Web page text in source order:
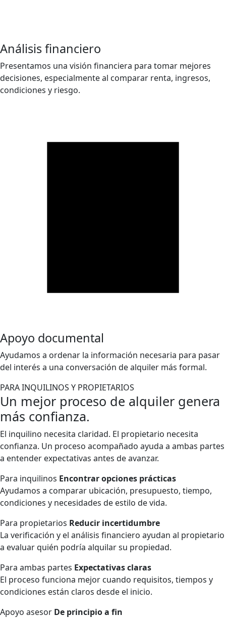
Análisis financiero
Presentamos una visión financiera para tomar mejores
decisiones, especialmente al comparar renta, ingresos,
condiciones y riesgo.
Apoyo documental
Ayudamos a ordenar la información necesaria para pasar
del interés a una conversación de alquiler más formal.
PARA INQUILINOS Y PROPIETARIOS
Un mejor proceso de alquiler genera
más confianza.
El inquilino necesita claridad. El propietario necesita
confianza. Un proceso acompañado ayuda a ambas partes
a entender expectativas antes de avanzar.
Para inquilinos Encontrar opciones prácticas
Ayudamos a comparar ubicación, presupuesto, tiempo,
condiciones y necesidades de estilo de vida.
Para propietarios Reducir incertidumbre
La verificación y el análisis financiero ayudan al propietario
a evaluar quién podría alquilar su propiedad.
Para ambas partes Expectativas claras
El proceso funciona mejor cuando requisitos, tiempos y
condiciones están claros desde el inicio.
Apoyo asesor De principio a fin